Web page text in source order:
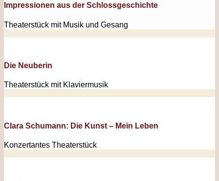
Impressionen aus der Schlossgeschichte
Theaterstück mit Musik und Gesang
Die Neuberin
Theaterstück mit Klaviermusik
Clara Schumann: Die Kunst – Mein Leben
Konzertantes Theaterstück